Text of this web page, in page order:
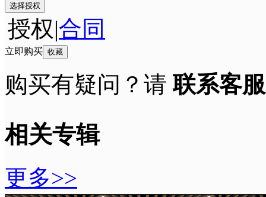
选择授权
授权|合同
立即购买 收藏
购买有疑问？请联系客服
相关专辑
更多>>